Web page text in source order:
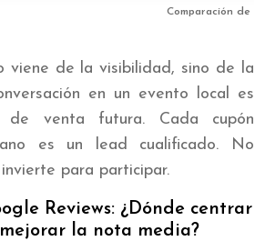
Comparación de
viene de la visibilidad, sino de la
en un evento local es
de venta futura. Cada cupón
es un lead cualificado. No
para participar.
Reviews: ¿Dónde centrar
la nota media?